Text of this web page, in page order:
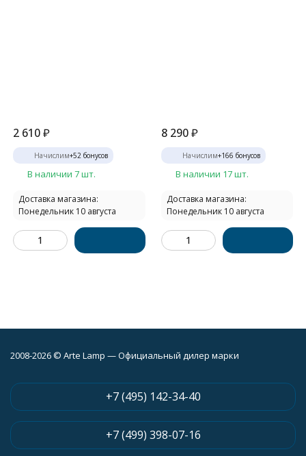
2 610₽
Начислим+52 бонусов
В наличии 7 шт.
Доставка магазина:
Понедельник 10 августа
8 290 ₽
Начислим+166 бонусов
В наличии 17 шт.
Доставка магазина:
Понедельник 10 августа
2008-2026 © Arte Lamp — Официальный дилер марки
+7 (495) 142-34-40
+7 (499) 398-07-16